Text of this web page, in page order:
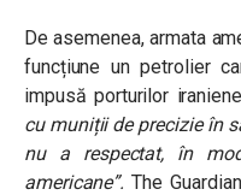
De asemenea, armata
funcțiune un petrolier
impusă porturilor
cu muniții de precizie în
nu a respectat, în
americane”. The